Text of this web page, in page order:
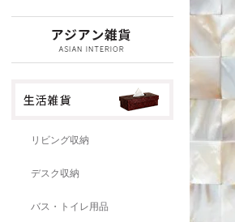
リビング収納
デスク収納
バス・トイレ用品